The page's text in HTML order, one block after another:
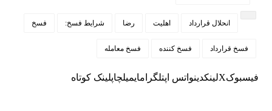
انحلال قرارداد اهلیت رضا شرایط فسخ: فسخ
فسخ قرارداد فسخ کننده فسخ معامله
فیسبوکXلینکدینواتس اپتلگرامایمیلچاپلینک کوتاه